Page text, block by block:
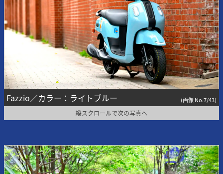
Fazzio／カラー：ライトブルー (画像 No.7/43)
縦スクロールで次の写真へ